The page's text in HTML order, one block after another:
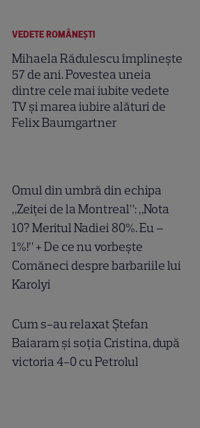
VEDETE ROMÂNEŞTI
Mihaela Rădulescu împlinește
57 de ani. Povestea uneia
dintre cele mai iubite vedete
TV și marea iubire alături de
Felix Baumgartner
Omul din umbră din echipa
„Zeiței de la Montreal”: „Nota
10? Meritul Nadiei 80%. Eu –
1%!” + De ce nu vorbește
Comăneci despre barbariile lui
Karolyi
Cum s-au relaxat Ștefan
Baiaram și soția Cristina, după
victoria 4-0 cu Petrolul